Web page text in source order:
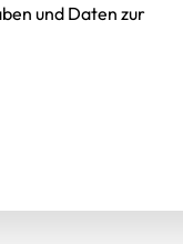
und Daten zur